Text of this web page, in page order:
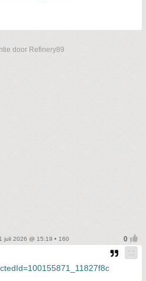
door Refinery89
juli 2026 @ 15:19 • 160